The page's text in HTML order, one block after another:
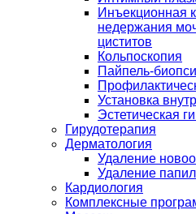
Инъекционная
недержания
циститов
Кольпоскопия
Пайпель-
Установка
Эстетическая
Гирудотерапия
Дерматология
Удаление
Удаление
Кардиология
Комплексные